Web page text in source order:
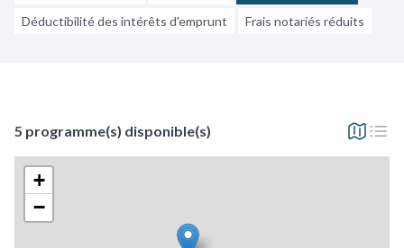
Déductibilité des intérêts d'emprunt
Frais notariés réduits
5 programme(s) disponible(s)
+
−